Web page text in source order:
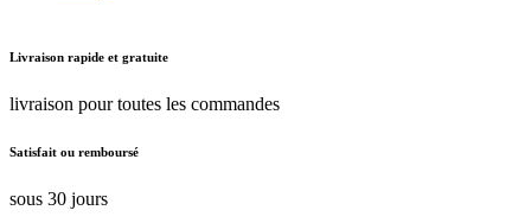
Livraison rapide et gratuite
livraison pour toutes les commandes
Satisfait ou remboursé
sous 30 jours